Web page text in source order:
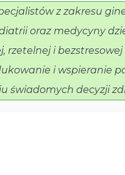
z zakresu
oraz medycyny
rzetelnej i
i wspieranie
świadomych decyzji